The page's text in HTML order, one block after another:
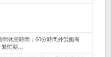
間休憩時間：60分時間外労働有
忙期…